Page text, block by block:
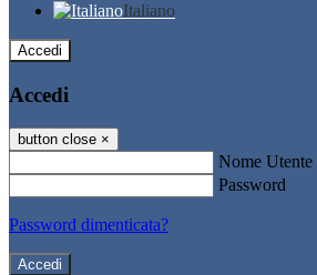
Italiano
Accedi
Accedi
button close ×
Nome Utente
Password
Password dimenticata?